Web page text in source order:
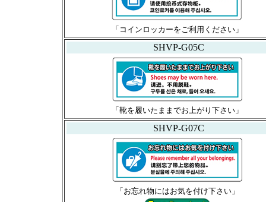
「コインロッカーをご利用ください」
SHVP-G05C
「靴を履いたままでお上がり下さい」
SHVP-G07C
「お忘れ物にはお気を付け下さい」